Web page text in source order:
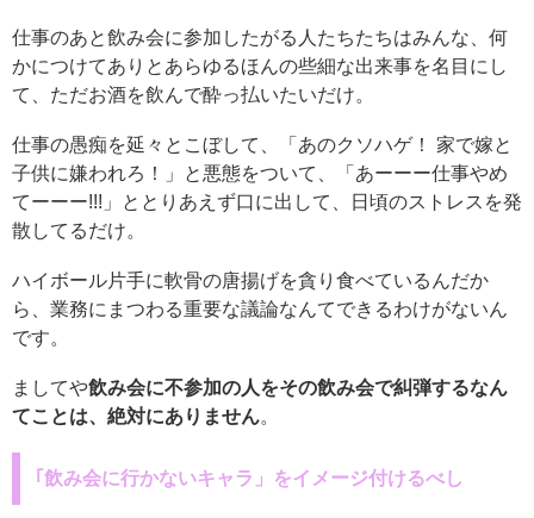
仕事のあと飲み会に参加したがる人たちたちはみんな、何
かにつけてありとあらゆるほんの些細な出来事を名目にし
て、ただお酒を飲んで酔っ払いたいだけ。
仕事の愚痴を延々とこぼして、「あのクソハゲ！ 家で嫁と
子供に嫌われろ！」と悪態をついて、「あーーー仕事やめ
てーーー!!!」ととりあえず口に出して、日頃のストレスを発
散してるだけ。
ハイボール片手に軟骨の唐揚げを貪り食べているんだか
ら、業務にまつわる重要な議論なんてできるわけがないん
です。
ましてや飲み会に不参加の人をその飲み会で糾弾するなん
てことは、絶対にありません。
｢飲み会に行かないキャラ」をイメージ付けるべし